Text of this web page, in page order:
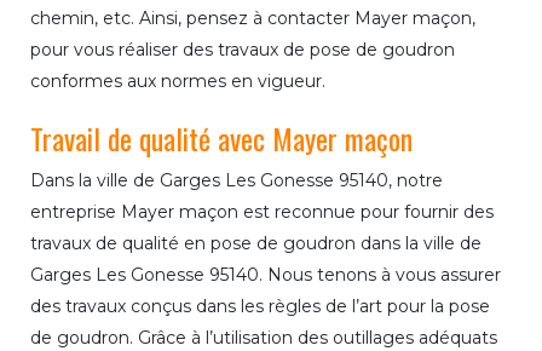
chemin, etc. Ainsi, pensez à contacter Mayer maçon,
pour vous réaliser des travaux de pose de goudron
conformes aux normes en vigueur.
Travail de qualité avec Mayer maçon
Dans la ville de Garges Les Gonesse 95140, notre
entreprise Mayer maçon est reconnue pour fournir des
travaux de qualité en pose de goudron dans la ville de
Garges Les Gonesse 95140. Nous tenons à vous assurer
des travaux conçus dans les règles de l’art pour la pose
de goudron. Grâce à l’utilisation des outillages adéquats